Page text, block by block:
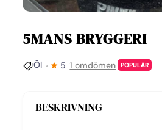
5MANS BRYGGERI
Öl 5 1 omdömen POPULÄR
BESKRIVNING